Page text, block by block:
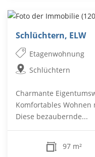
Schlüchtern, ELW
Etagenwohnung
Schlüchtern
Charmante
Komfortables
Diese bezaubernde...
97 m²